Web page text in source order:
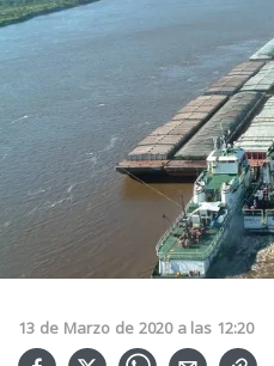
13 de Marzo de 2020 a las 12:20